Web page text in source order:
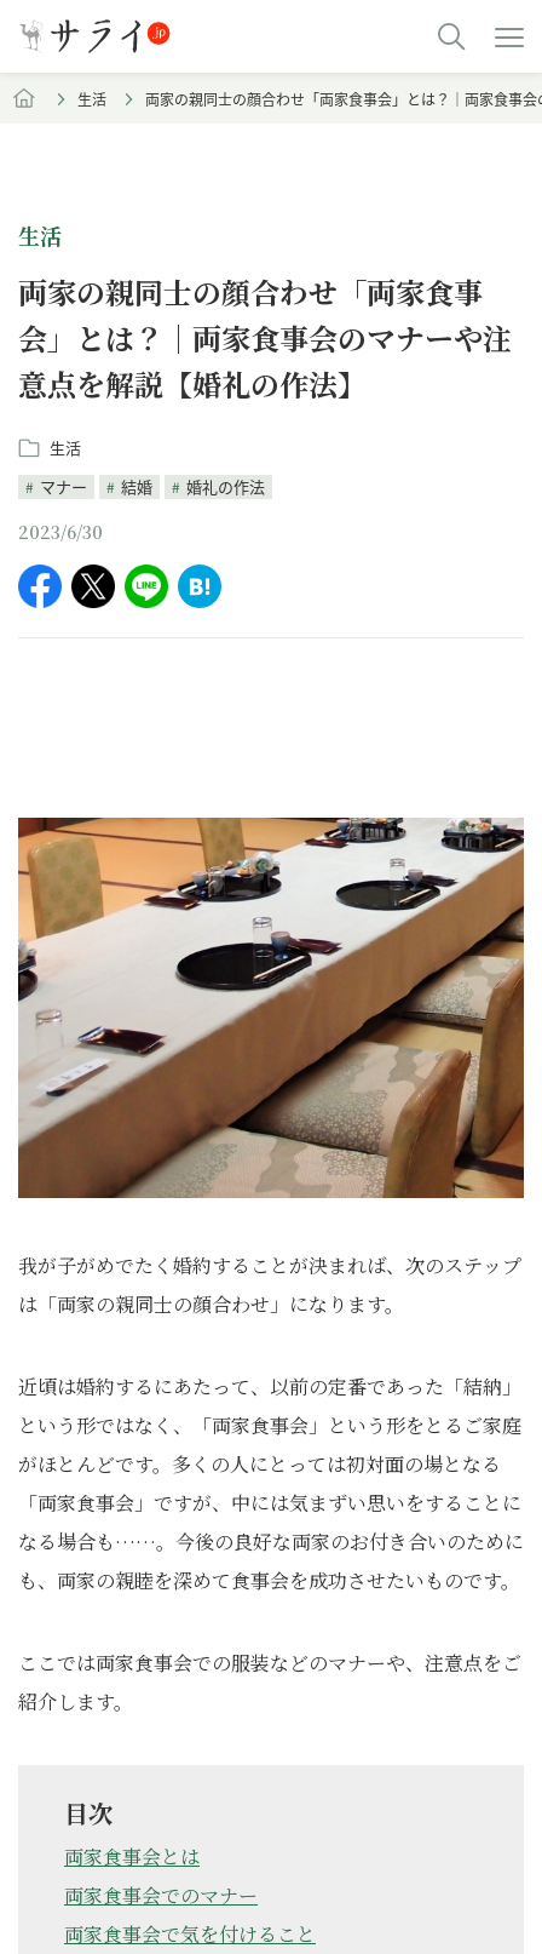
生活 両家の親同士の顔合わせ「両家食事会」とは？｜両家食事
生活
両家の親同士の顔合わせ「両家食事
会」とは？｜両家食事会のマナーや注
意点を解説【婚礼の作法】
生活
マナー
結婚 婚礼の作法
2023/6/30
我が子がめでたく婚約することが決まれば、次のステップ
は「両家の親同士の顔合わせ」になります。
近頃は婚約するにあたって、以前の定番であった「結納」
という形ではなく、「両家食事会」という形をとるご家庭
がほとんどです。多くの人にとっては初対面の場となる
「両家食事会」ですが、中には気まずい思いをすることに
なる場合も……。今後の良好な両家のお付き合いのために
も、両家の親睦を深めて食事会を成功させたいものです。
ここでは両家食事会での服装などのマナーや、注意点をご
紹介します。
目次
両家食事会とは
両家食事会でのマナー
両家食事会で気を付けること